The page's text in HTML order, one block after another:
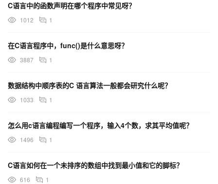
C语言中的函数声明在哪个程序中常见呀？
1012 1
在C语言程序中，func()是什么意思呀？
3887 1
数据结构中顺序表的C 语言算法一般都会研究什么呢？
1033 1
怎么用c语言编程编写一个程序，输入4个数，求其平均值呢？
1496 1
C语言如何在一个未排序的数组中找到最小值和它的脚标？
616 1